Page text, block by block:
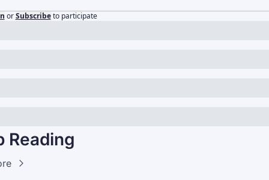
or Subscribe to participate
Reading